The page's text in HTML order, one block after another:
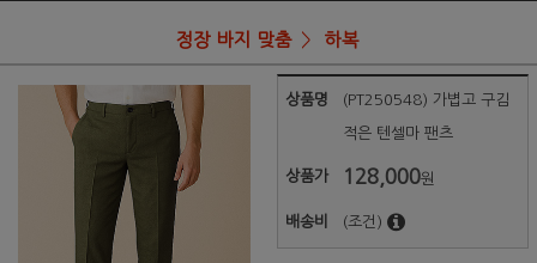
정장 바지 맞춤 하복
상품명 (PT250548) 가볍고 구김
적은 텐셀마 팬츠
상품가 128,000원
배송비 (조건)